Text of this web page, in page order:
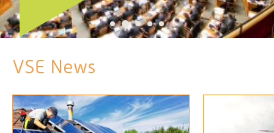
1 2 3 4 5
VSE News